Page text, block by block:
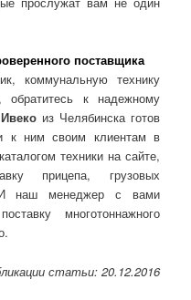
поставщика
коммунальную технику
к надежному
из Челябинска готов
к ним своим клиентам в
техники на сайте,
прицепа, грузовых
И наш менеджер с вами
многотоннажного
статьи: 20.12.2016